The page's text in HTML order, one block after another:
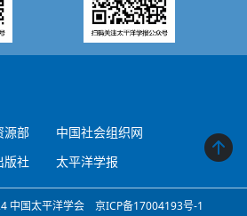
源部
中国社会组织网
版社 太平洋学报
中国太平洋学会 京ICP备17004193号-1